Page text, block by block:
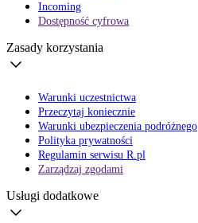
Incoming
Dostępność cyfrowa
Zasady korzystania
Warunki uczestnictwa
Przeczytaj koniecznie
Warunki ubezpieczenia podróżnego
Polityka prywatności
Regulamin serwisu R.pl
Zarządzaj zgodami
Usługi dodatkowe